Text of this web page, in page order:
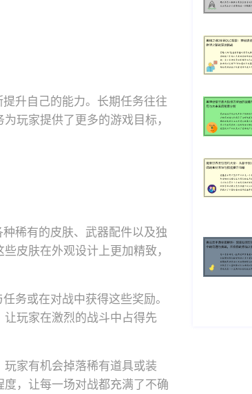
升自己的能力。长期任务往往
玩家提供了更多的游戏目标，
稀有的皮肤、武器配件以及独
皮肤在外观设计上更加精致，
务或在对战中获得这些奖励。
玩家在激烈的战斗中占得先
家有机会掉落稀有道具或装
，让每一场对战都充满了不确